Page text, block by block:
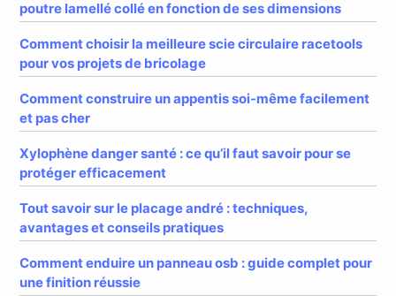
poutre lamellé collé en fonction de ses dimensions
Comment choisir la meilleure scie circulaire racetools
pour vos projets de bricolage
Comment construire un appentis soi-même facilement
et pas cher
Xylophène danger santé : ce qu’il faut savoir pour se
protéger efficacement
Tout savoir sur le placage andré : techniques,
avantages et conseils pratiques
Comment enduire un panneau osb : guide complet pour
une finition réussie